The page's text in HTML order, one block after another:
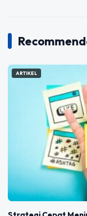
ARTIKEL